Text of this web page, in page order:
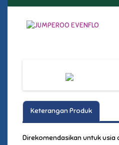
Keterangan Produk
Direkomendasikan untuk usia